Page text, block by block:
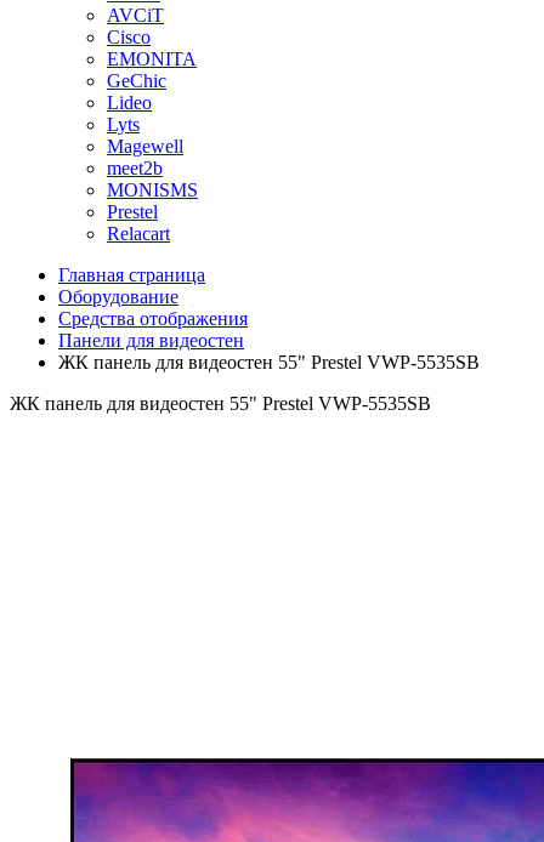
AVCiT
Cisco
EMONITA
GeChic
Lideo
Lyts
Magewell
meet2b
MONISMS
Prestel
Relacart
Главная страница
Оборудование
Средства отображения
Панели для видеостен
ЖК панель для видеостен 55" Prestel VWP-5535SB
ЖК панель для видеостен 55" Prestel VWP-5535SB